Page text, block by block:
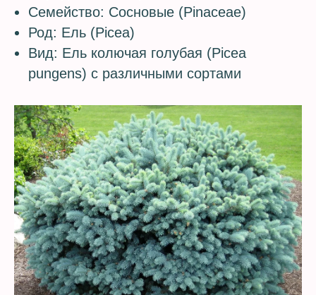
Семейство: Сосновые (Pinaceae)
Род: Ель (Picea)
Вид: Ель колючая голубая (Picea
pungens) с различными сортами